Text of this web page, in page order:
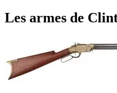
Les armes de